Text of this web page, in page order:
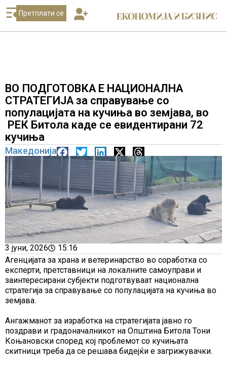
Претплати се
ВО ПОДГОТОВКА Е НАЦИОНАЛНА
СТРАТЕГИЈА за справување со
популацијата на кучиња во земјава, во
РЕК Битола каде се евидентирани 72
кучиња
Македонија
3 јуни, 2026
15:16
Агенцијата за храна и ветеринарство во соработка со
експерти, претставници на локалните самоуправи и
заинтересирани субјекти подготвуваат национална
стратегија за справување со популацијата на кучиња во
земјава.
Ангажманот за изработка на стратегијата јавно го
поздрави и градоначалникот на Општина Битола Тони
Коњановски според кој проблемот со кучињата
скитници треба да се решава бидејќи е загрижувачки.